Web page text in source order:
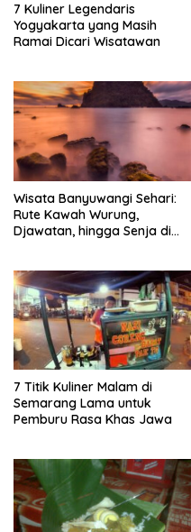
7 Kuliner Legendaris
Yogyakarta yang Masih
Ramai Dicari Wisatawan
Wisata Banyuwangi Sehari:
Rute Kawah Wurung,
Djawatan, hingga Senja di
7 Titik Kuliner Malam di
Semarang Lama untuk
Pemburu Rasa Khas Jawa